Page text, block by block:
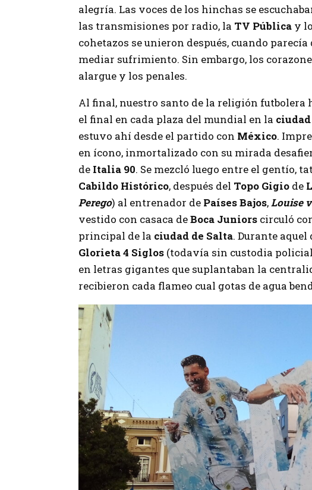
alegría. Las voces de los hinchas se
las transmisiones por radio, la TV Pública y
cohetazos se unieron después, cuando
mediar sufrimiento. Sin embargo, los
alargue y los penales.
Al final, nuestro santo de la religión futbolera
el final en cada plaza del mundial en la
estuvo ahí desde el partido con México.
en ícono, inmortalizado con su mirada
de Italia 90. Se mezcló luego entre el gentío,
Cabildo Histórico, después del Topo Gigio de
Perego) al entrenador de Países Bajos,Louise
vestido con casaca deBoca Juniors circuló
principal de la ciudad de Salta. Durante
Glorieta 4 Siglos (todavía sin custodia
en letras gigantes que suplantaban la
recibieron cada flameo cual gotas de agua